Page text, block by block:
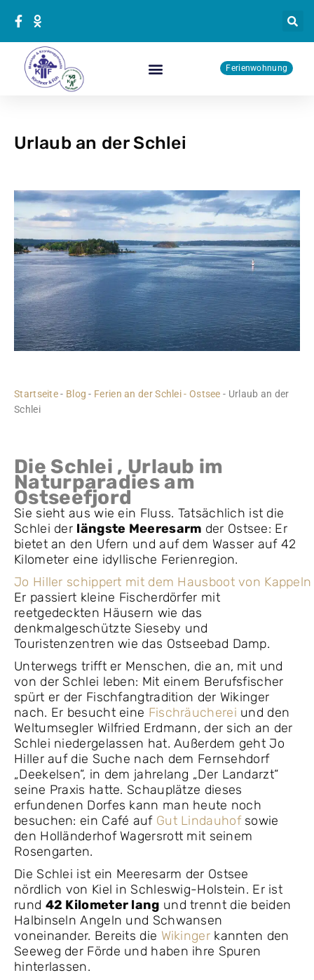
Inhalt
Ferienwohnung
Urlaub an der Schlei
Startseite- Blog - Ferien an der Schlei - Ostsee - Urlaub an der
Schlei
Die Schlei , Urlaub im
Naturparadies am
Ostseefjord
Sie sieht aus wie ein Fluss. Tatsächlich ist die
Schlei der längste Meeresarm der Ostsee: Er
bietet an den Ufern und auf dem Wasser auf 42
Kilometer eine idyllische Ferienregion.
Jo Hiller schippert mit dem Hausboot von
Er passiert kleine Fischerdörfer mit
reetgedeckten Häusern wie das
denkmalgeschützte Sieseby und
Touristenzentren wie das Ostseebad Damp.
Unterwegs trifft er Menschen, die an, mit und
von der Schlei leben: Mit einem Berufsfischer
spürt er der Fischfangtradition der Wikinger
nach. Er besucht eine Fischräucherei und den
Weltumsegler Wilfried Erdmann, der sich an der
Schlei niedergelassen hat. Außerdem geht Jo
Hiller auf die Suche nach dem Fernsehdorf
„Deekelsen“, in dem jahrelang „Der Landarzt“
seine Praxis hatte. Schauplätze dieses
erfundenen Dorfes kann man heute noch
besuchen: ein Café auf Gut Lindauhofsowie
den Holländerhof Wagersrott mit seinem
Rosengarten.
Die Schlei ist ein Meeresarm der Ostsee
nördlich von Kiel in Schleswig-Holstein. Er ist
rund 42 Kilometer lang und trennt die beiden
Halbinseln Angeln und Schwansen
voneinander. Bereits die Wikingerkannten den
Seeweg der Förde und haben ihre Spuren
hinterlassen.